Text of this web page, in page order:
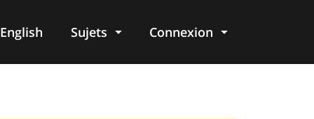
English Sujets Connexion